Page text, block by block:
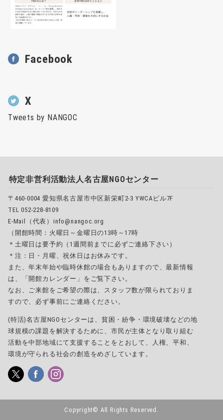
Facebook
X
Tweets by NANGOC
特定非営利活動法人名古屋NGOセンター
〒460-0004 愛知県名古屋市中区新栄町2-3 YWCAビル7F
TEL 052-228-8109
E-Mail（代表）info@nangoc.org
（開館時間：火曜日～金曜日の13時～17時
＊土曜日は要予約（1週間前までに必ずご連絡下さい）
＊注：日・月曜、祝休日はお休みです。
また、年末年始や臨時休館の場合もありますので、最新情報
は、「開館カレンダー」をご覧下さい。
なお、ご来館をご希望の際は、スタッフ数が限られておりま
すので、必ず事前にご連絡ください。
(特活)名古屋NGOセンターは、貧困・紛争・環境破壊などの地
球規模の課題を解決するために、市民が主体となり取り組む
活動を中部地域にて支援することをとおして、人権、平和、
環境が守られる社会の創造をめざしています。
Copyright© All Rights Reserved.